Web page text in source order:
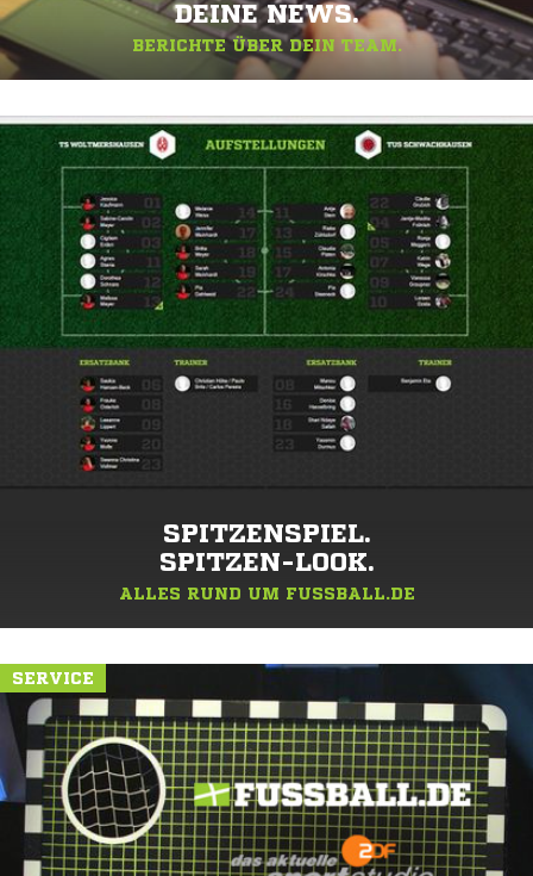
DEINE NEWS.
BERICHTE ÜBER DEIN TEAM.
SPITZENSPIEL.
SPITZEN-LOOK.
ALLES RUND UM FUSSBALL.DE
SERVICE